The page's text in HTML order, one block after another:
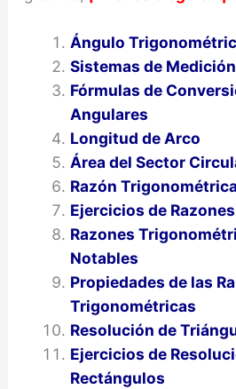
Ángulo
Sistemas de
Fórmulas de
Angulares
Longitud de Arco
Área del Sector
Razón Trigonométrica
Ejercicios de
Razones
Notables
Propiedades de las
Trigonométricas
Resolución de
Ejercicios de
Rectángulos